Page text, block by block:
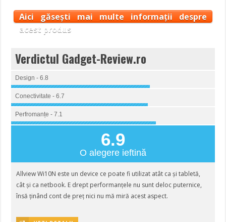
Aici găsești mai multe informații despre
acest produs
Verdictul Gadget-Review.ro
Design - 6.8
Conectivitate - 6.7
Perfromanțe - 7.1
6.9
O alegere ieftină
Allview Wi10N este un device ce poate fi utilizat atât ca și tabletă,
cât și ca netbook. E drept performanțele nu sunt deloc puternice,
însă ținând cont de preț nici nu mă miră acest aspect.